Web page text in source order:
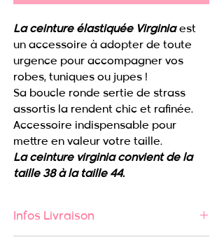
La ceinture élastiquée Virginiaest
un accessoire à adopter de toute
urgence pour accompagner vos
robes, tuniques ou jupes !
Sa boucle ronde sertie de strass
assortis la rendent chic et rafinée.
Accessoire indispensable pour
mettre en valeur votre taille.
La ceinture virginia convient de la
taille 38 à la taille 44.
Infos Livraison